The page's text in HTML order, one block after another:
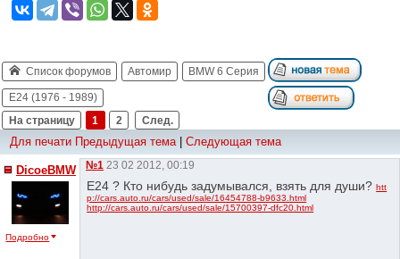
Список форумов Автомир BMW 6 Серия
E24 (1976 - 1989)
На страницу
1 2 След.
Для печати Предыдущая тема| Следующая тема
DicoeBMW
Подробно
№1 23 02 2012, 00:19
Е24 ? Кто нибудь задумывался, взять для души?htt
p://cars.auto.ru/cars/used/sale/16454788-b9633.html
http://cars.auto.ru/cars/used/sale/15700397-dfc20.html